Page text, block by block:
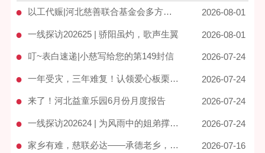
● 以工代赈|河北慈善联合基金会多方位守护宽城家园 2026-08-01
● 一线探访202625 | 骄阳虽灼，歌声生翼 2026-08-01
● 叮~表白速递|小慈写给您的第149封信 2026-07-24
● 一年受灾，三年难复！认领爱心板栗苗，帮宽城栗农重拾活下去的底气 2026-07-24
● 来了！河北益童乐园6月份月度报告 2026-07-24
● 一线探访202624 | 为风雨中的姐弟撑起一片晴空 2026-07-24
● 家乡有难，慈联必达——承德老乡，我们来了！ 2026-07-16